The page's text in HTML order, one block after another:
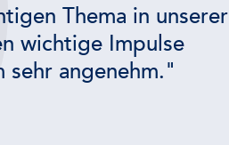
Thema in unserer
wichtige Impulse
sehr angenehm."